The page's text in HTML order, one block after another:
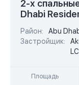
2-х
Dhabi
Район:
Abu
Застройщик:
Площадь